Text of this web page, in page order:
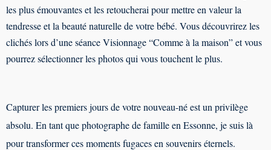
les plus émouvantes et les retoucherai pour mettre en valeur la
tendresse et la beauté naturelle de votre bébé. Vous découvrirez les
clichés lors d’une séance Visionnage “Comme à la maison” et vous
pourrez sélectionner les photos qui vous touchent le plus.
Capturer les premiers jours de votre nouveau-né est un privilège
absolu. En tant que photographe de famille en Essonne, je suis là
pour transformer ces moments fugaces en souvenirs éternels.